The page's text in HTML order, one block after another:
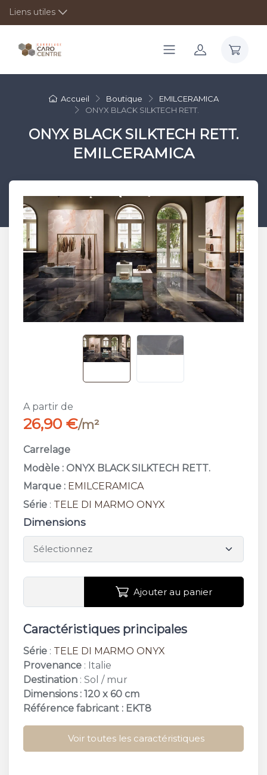
Liens utiles
Accueil Boutique
EMILCERAMICA
ONYX BLACK SILKTECH RETT.
ONYX BLACK SILKTECH RETT.
EMILCERAMICA
A partir de
26,90 €/m²
Carrelage
Modèle : ONYX BLACK SILKTECH RETT.
Marque : EMILCERAMICA
Série : TELE DI MARMO ONYX
Dimensions
Ajouter au panier
Caractéristiques principales
Série : TELE DI MARMO ONYX
Provenance : Italie
Destination : Sol / mur
Dimensions : 120 x 60 cm
Référence fabricant : EKT8
Voir toutes les caractéristiques